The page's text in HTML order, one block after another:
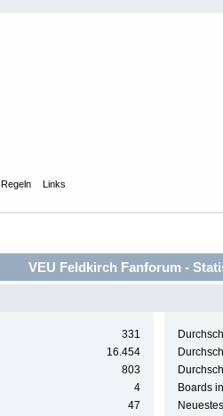
Regeln Links
VEU Feldkirch Fanforum -
331
16.454
803
4
47
Boards